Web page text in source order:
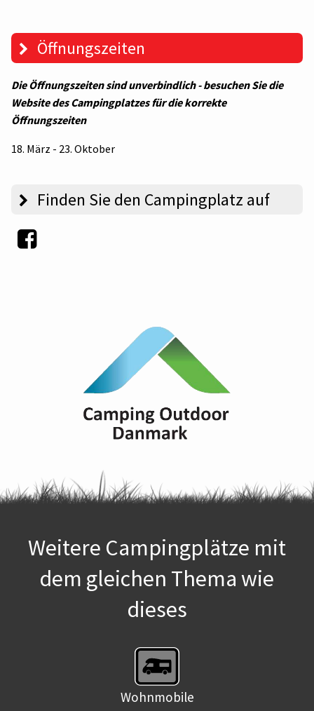
Öffnungszeiten
Die Öffnungszeiten sind unverbindlich - besuchen Sie die
Website des Campingplatzes für die korrekte
Öffnungszeiten
18. März - 23. Oktober
Finden Sie den Campingplatz auf
Weitere Campingplätze mit
dem gleichen Thema wie
dieses
Wohnmobile